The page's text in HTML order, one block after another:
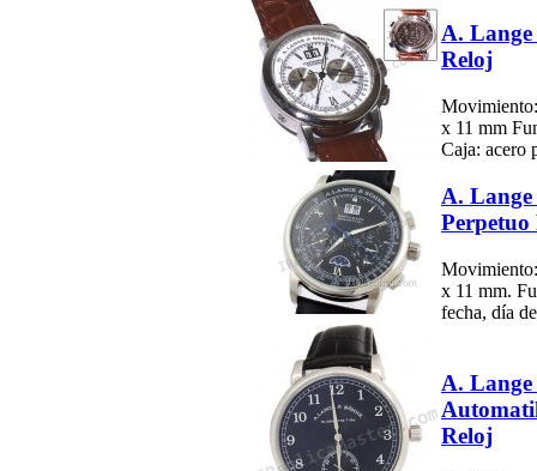
A.
Reloj
x 11 mm
Caja: acero
A.
Perpetuo
x 11 mm.
fecha, día
A.
Reloj